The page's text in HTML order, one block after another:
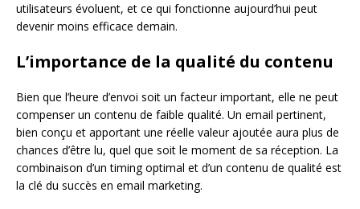
utilisateurs évoluent, et ce qui fonctionne aujourd’hui peut
devenir moins efficace demain.
L’importance de la qualité du contenu
Bien que l’heure d’envoi soit un facteur important, elle ne peut
compenser un contenu de faible qualité. Un email pertinent,
bien conçu et apportant une réelle valeur ajoutée aura plus de
chances d’être lu, quel que soit le moment de sa réception. La
combinaison d’un timing optimal et d’un contenu de qualité est
la clé du succès en email marketing.